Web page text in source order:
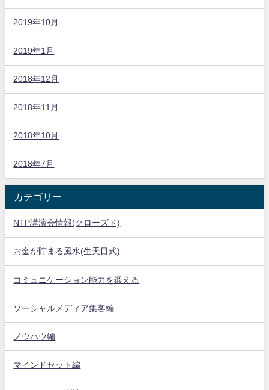
2019年10月
2019年1月
2018年12月
2018年11月
2018年10月
2018年7月
カテゴリー
NTP講演会情報(クローズド)
お金が貯まる風水(生天目式)
コミュニケーション能力を鍛える
ソーシャルメディア集客編
ノウハウ編
マインドセット編